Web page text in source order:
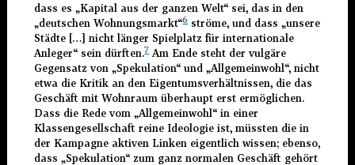
dass es „Kapital aus der ganzen Welt“ sei, das in den
„deutschen Wohnungsmarkt“6ströme, und dass „unsere
Städte […] nicht länger Spielplatz für internationale
Anleger“ sein dürften.7Am Ende steht der vulgäre
Gegensatz von „Spekulation“ und „Allgemeinwohl“, nicht
etwa die Kritik an den Eigentumsverhältnissen, die das
Geschäft mit Wohnraum überhaupt erst ermöglichen.
Dass die Rede vom „Allgemeinwohl“ in einer
Klassengesellschaft reine Ideologie ist, müssten die in
der Kampagne aktiven Linken eigentlich wissen; ebenso,
dass „Spekulation“ zum ganz normalen Geschäft gehört